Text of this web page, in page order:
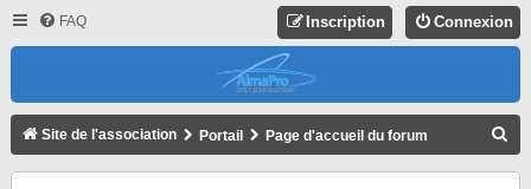
FAQ Connexion
Inscription
Site de l'association Portail Page d'accueil du forum